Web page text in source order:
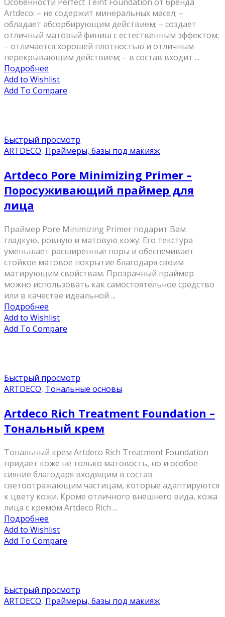
Artdeco: – не содержит минеральных масел; –
обладает абсорбирующим действием; – создает
отличный матовый финиш с естественным эффектом;
– отличается хорошей плотностью и отличным
перекрывающим действием; – в состав входит ...
Подробнее
Add to Wishlist
Add To Compare
Быстрый просмотр
ARTDECO, Праймеры, базы под макияж
Artdeco Pore Minimizing Primer –
Поросуживающий праймер для
лица
Праймер Pore Minimizing Primer подарит Вам
гладкую, ровную и матовую кожу. Его текстура
уменьшает расширенные поры и обеспечивает
стойкое матовое покрытие благодаря своим
матирующим свойствам. Прозрачный праймер
можно использовать как самостоятельное средство
или в качестве идеальной ...
Подробнее
Add to Wishlist
Add To Compare
Быстрый просмотр
ARTDECO, Тональные основы
Artdeco Rich Treatment Foundation –
Тональный крем
Тональный крем Artdeco Rich Treatment Foundation
придает коже не только матовость, но и особое
сияние благодаря входящим в состав
светоотражающим частицам, которые адаптируются
к цвету кожи. Кроме отличного внешнего вида, кожа
лица с кремом Artdeco Rich ...
Подробнее
Add to Wishlist
Add To Compare
Быстрый просмотр
ARTDECO, Праймеры, базы под макияж